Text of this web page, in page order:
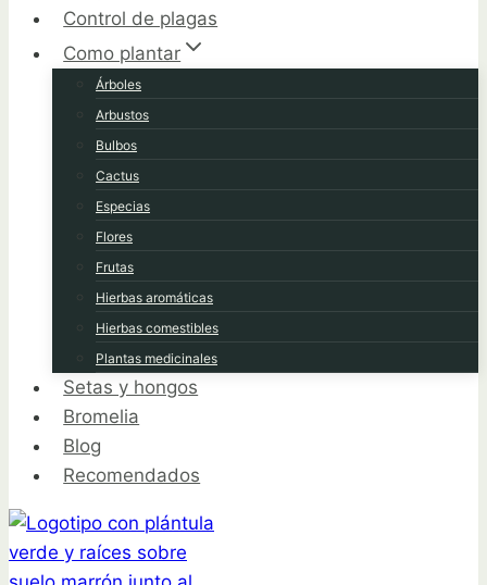
Control de plagas
Como plantar
Árboles
Arbustos
Bulbos
Cactus
Especias
Flores
Frutas
Hierbas aromáticas
Hierbas comestibles
Plantas medicinales
Setas y hongos
Bromelia
Blog
Recomendados